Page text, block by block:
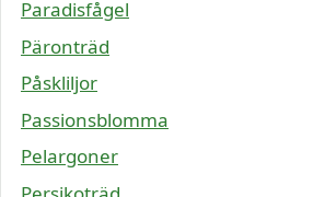
Paradisfågel
Päronträd
Påskliljor
Passionsblomma
Pelargoner